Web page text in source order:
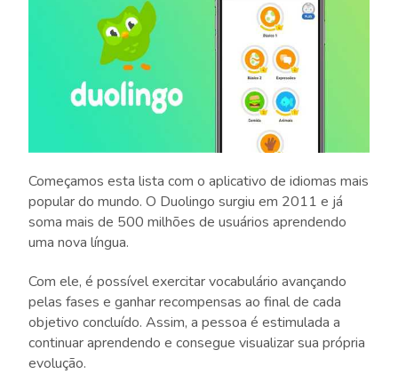
Começamos esta lista com o aplicativo de idiomas mais
popular do mundo. O Duolingo surgiu em 2011 e já
soma mais de 500 milhões de usuários aprendendo
uma nova língua.
Com ele, é possível exercitar vocabulário avançando
pelas fases e ganhar recompensas ao final de cada
objetivo concluído. Assim, a pessoa é estimulada a
continuar aprendendo e consegue visualizar sua própria
evolução.